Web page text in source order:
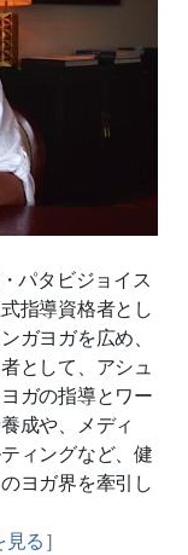
パタビジョイス
式指導資格者とし
ガヨガを広め、
として、アシュ
ガの指導とワー
成や、メディ
ィングなど、健
ヨガ界を牽引し
る］